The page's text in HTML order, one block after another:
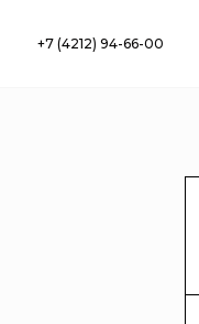
+7 (4212) 94-66-00